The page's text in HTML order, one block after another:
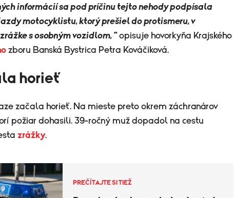
informácií sa pod príčinu tejto nehody podpísala
motocyklistu, ktorý prešiel do protismeru, v
s osobným vozidlom, "opisuje hovorkyňa Krajského
zboru Banská Bystrica Petra Kováčiková.
horieť
začala horieť. Na mieste preto okrem záchranárov
požiar dohasili. 39-ročný muž dopadol na cestu
zrážky.
PREČÍTAJTE SI TIEŽ